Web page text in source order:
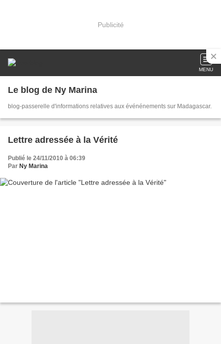
Publicité
MENU
Le blog de Ny Marina
blog-passerelle d'informations relatives aux événénements sur Madagascar.
Lettre adressée à la Vérité
Publié le 24/11/2010 à 06:39
Par Ny Marina